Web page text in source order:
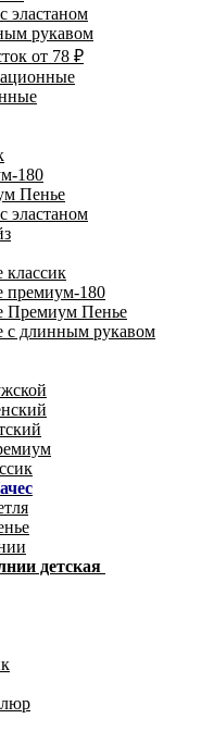
эластаном
рукавом
от 78 ₽
180
Пенье
эластаном
классик
премиум-180
Премиум Пенье
с длинным рукавом
детская